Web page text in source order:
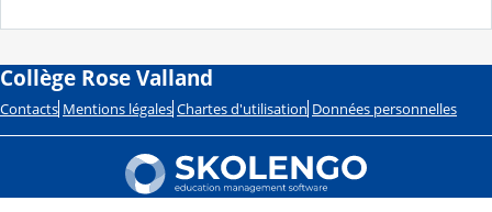
Collège Rose Valland
Contacts Mentions légales Chartes d'utilisation Données personnelles